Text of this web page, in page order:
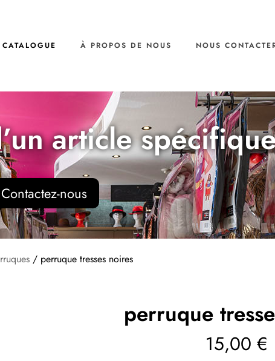
À PROPOS DE NOUS NOUS
article
Contactez-nous
/ perruque tresses noires
perruque
15,00 €